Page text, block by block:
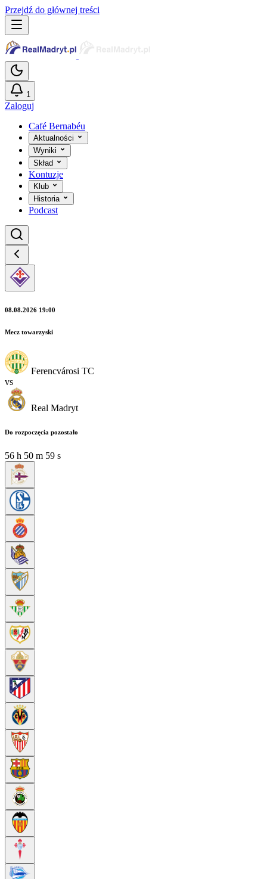
Przejdź do głównej treści
1
Zaloguj
Café Bernabéu
Aktualności
Wyniki
Skład
Kontuzje
Klub
Historia
Podcast
08.08.2026 19:00
Mecz towarzyski
Ferencvárosi TC
vs
Real Madryt
Do rozpoczęcia pozostało
56 h 50 m 58 s